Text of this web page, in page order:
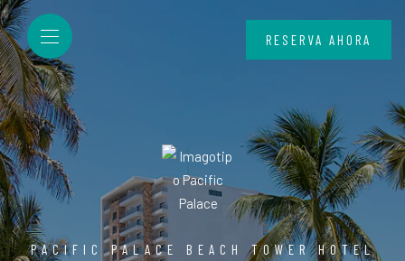
RESERVA AHORA
PACIFIC PALACE BEACH TOWER HOTEL